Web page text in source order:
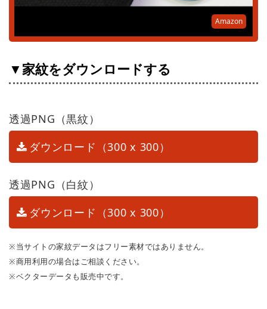
Amazon
▼家紋をダウンロードする
透過PNG（黒紋）
ダウンロード（300 x 300）
透過PNG（白紋）
ダウンロード（300 x 300）
※当サイトの家紋データはフリー素材ではありません。
※商用利用の場合はご相談ください。
※ベクターデータも販売中です。